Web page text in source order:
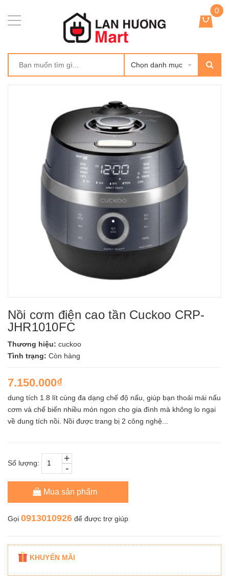
Chọn danh mục
0
Nồi cơm điện cao tần Cuckoo CRP-
JHR1010FC
Thương hiệu: cuckoo
Tình trạng: Còn hàng
7.150.000₫
dung tích 1.8 lít cùng đa dạng chế độ nấu, giúp bạn thoải mái nấu
cơm và chế biến nhiều món ngon cho gia đình mà không lo ngại
về dung tích nồi. Nồi được trang bị 2 công nghệ...
Số lượng: -
+
Mua sản phẩm
Gọi 0913010926 để được trợ giúp
KHUYẾN MÃI